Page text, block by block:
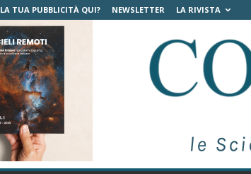
LA TUA PUBBLICITÀ QUI? NEWSLETTER LA RIVISTA
C